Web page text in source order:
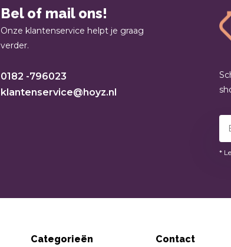
Bel of mail ons!
Onze klantenservice helpt je graag
verder.
0182 -796023
klantenservice@hoyz.nl
*
Categorieën Contact